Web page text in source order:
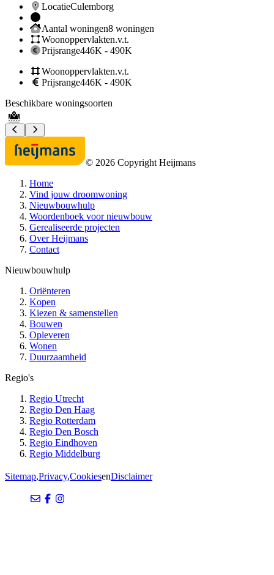
LocatieCulemborg
Aantal woningen8 woningen
Woonoppervlakten.v.t.
Prijsrange446K - 490K
Woonoppervlakten.v.t.
Prijsrange446K - 490K
Beschikbare woningsoorten
© 2026 Copyright Heijmans
Home
Vind jouw droomwoning
Nieuwbouwhulp
Woordenboek voor nieuwbouw
Gerealiseerde projecten
Over Heijmans
Contact
Nieuwbouwhulp
Oriënteren
Kopen
Kiezen & samenstellen
Bouwen
Opleveren
Wonen
Duurzaamheid
Regio's
Regio Utrecht
Regio Den Haag
Regio Rotterdam
Regio Den Bosch
Regio Eindhoven
Regio Middelburg
Sitemap,Privacy,CookiesenDisclaimer